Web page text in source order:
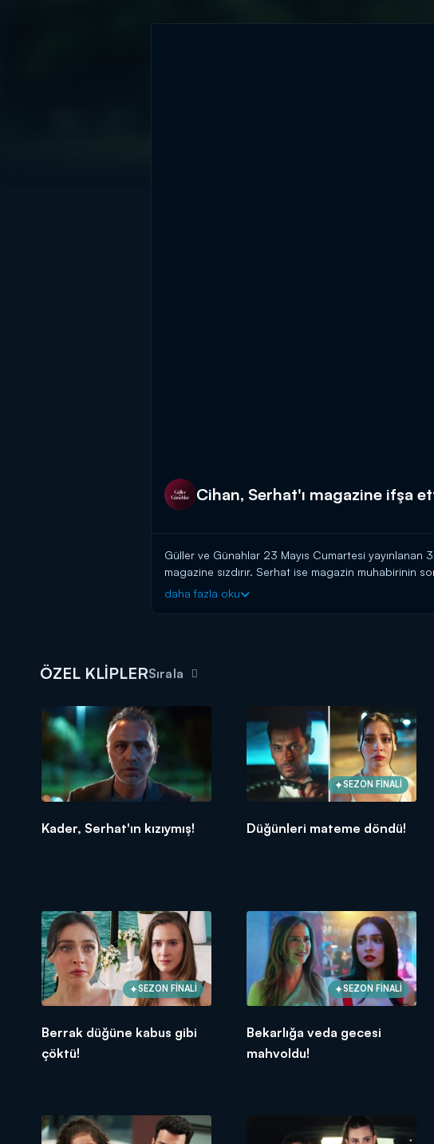
Cihan, Serhat'ı magazine ifşa
Güller ve Günahlar 23 Mayıs Cumartesi yayınlanan
magazine sızdırır. Serhat ise magazin muhabirinin
bomba gibi düşer.
daha fazla oku
ÖZEL KLİPLERSırala
Kader, Serhat'ın kızıymış!
SEZON FİNALİ
Düğünleri mateme döndü!
SEZON FİNALİ
Berrak düğüne kabus gibi
çöktü!
SEZON FİNALİ
Bekarlığa veda gecesi
mahvoldu!